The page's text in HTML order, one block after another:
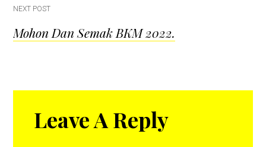
NEXT POST
Mohon Dan Semak BKM 2022.
Interactions
Leave A Reply